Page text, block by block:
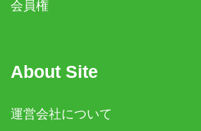
会員権
About Site
運営会社について